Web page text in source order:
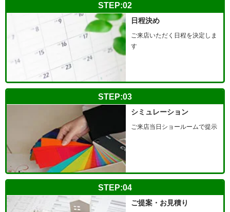
STEP:02
日程決め
ご来店いただく日程を決定しま
す
STEP:03
シミュレーション
ご来店当日ショールームで提示
STEP:04
ご提案・お見積り